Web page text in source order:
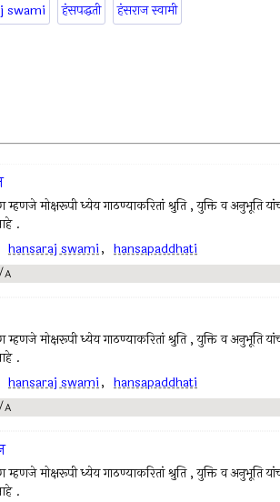
swami हंसपद्धती हंसराज स्वामी
मोक्षरूपी ध्येय गाठण्याकरितां श्रुति , युक्ति व अनुभूति
.
hansaraj swami, hansapaddhati
A
मोक्षरूपी ध्येय गाठण्याकरितां श्रुति , युक्ति व अनुभूति
.
hansaraj swami, hansapaddhati
A
मोक्षरूपी ध्येय गाठण्याकरितां श्रुति , युक्ति व अनुभूति
.